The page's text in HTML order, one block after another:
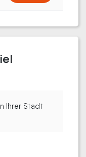
Ihrer Stadt